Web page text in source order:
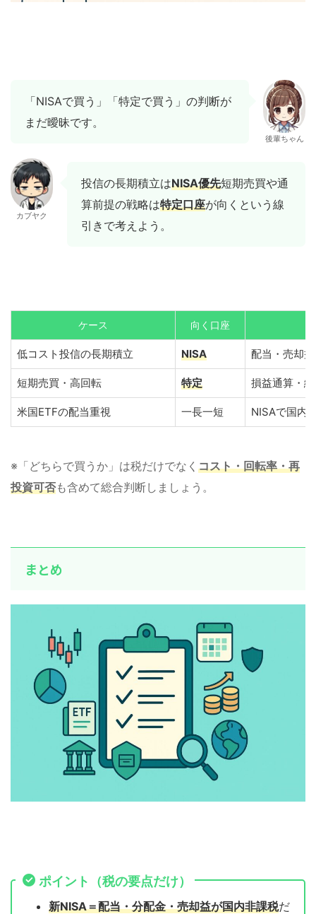
「NISAで買う」「特定で買う」の判断が
まだ曖昧です。
後輩ちゃん
カブヤク
投信の長期積立はNISA優先短期売買や通
算前提の戦略は特定口座が向くという線
引きで考えよう。
ケース 向く口座
低コスト投信の長期積立 NISA 配当・売却
短期売買・高回転 特定 損益通算・
米国ETFの配当重視 一長一短 NISAで国内
※「どちらで買うか」は税だけでなく コスト・回転率・再
投資可否も含めて総合判断しましょう。
まとめ
ポイント（税の要点だけ）
新NISA＝配当・分配金・売却益が国内非課税だ